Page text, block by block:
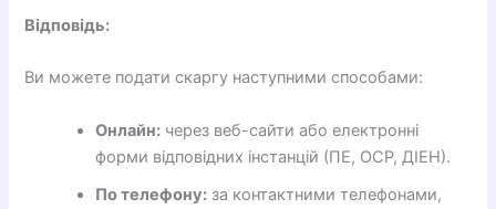
Відповідь:
Ви можете подати скаргу наступними способами:
Онлайн: через веб-сайти або електронні
форми відповідних інстанцій (ПЕ, ОСР, ДІЕН).
По телефону: за контактними телефонами,